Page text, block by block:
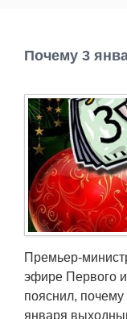
Каталог
Работа
Афиша
Объявления
Транспорт
Погода
Курсы валют
Почему 3
Премьер-
эфире Первого
пояснил,
января